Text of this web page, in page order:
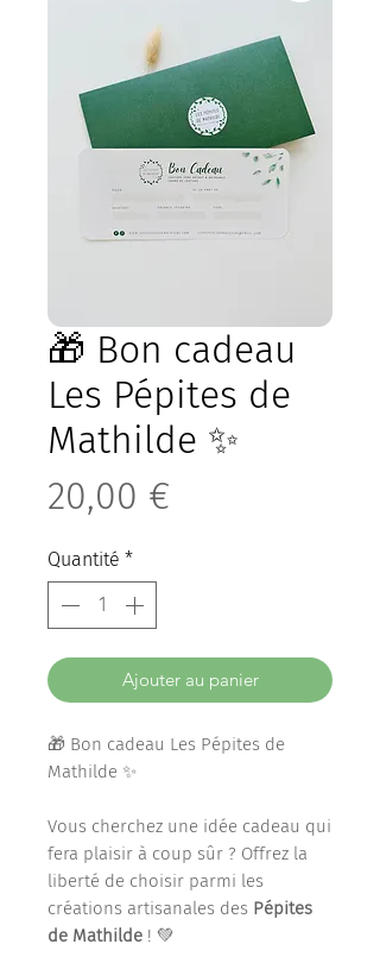
🎁 Bon cadeau
Les Pépites de
Mathilde ✨
20,00 €
Quantité *
Ajouter au panier
🎁 Bon cadeau Les Pépites de
Mathilde ✨
Vous cherchez une idée cadeau qui
fera plaisir à coup sûr ? Offrez la
liberté de choisir parmi les
créations artisanales des Pépites
de Mathilde ! 💚